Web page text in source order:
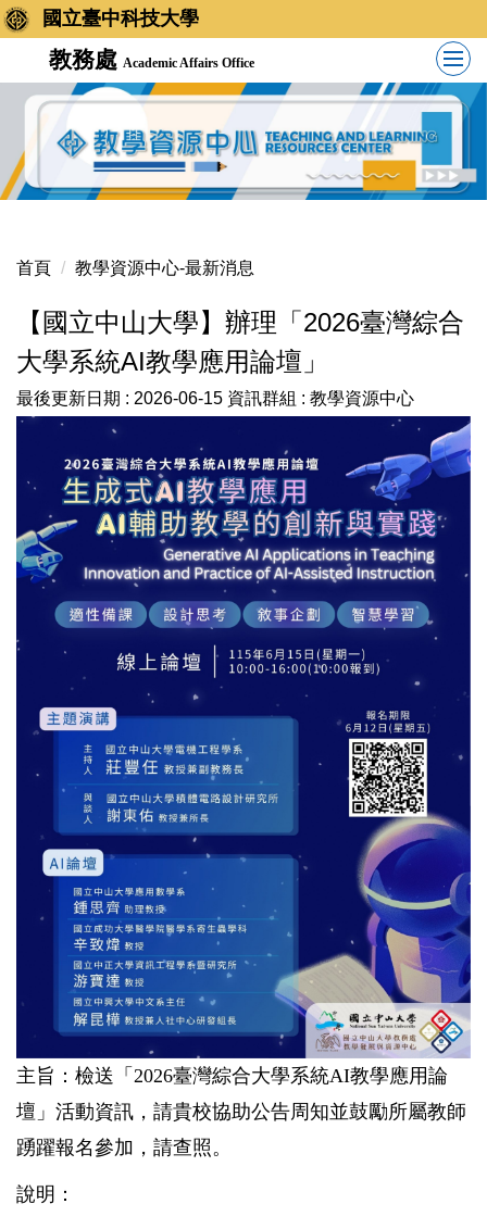
國立臺中科技大學
教務處 Academic Affairs Office
首頁 教學資源中心-最新消息
【國立中山大學】辦理「2026臺灣綜合
大學系統AI教學應用論壇」
最後更新日期 : 2026-06-15 資訊群組 : 教學資源中心
主旨：檢送「2026臺灣綜合大學系統AI教學應用論
壇」活動資訊，請貴校協助公告周知並鼓勵所屬教師
踴躍報名參加，請查照。
說明：